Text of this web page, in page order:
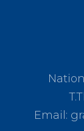
Email: